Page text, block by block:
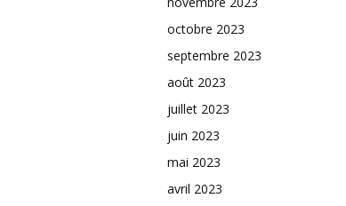
octobre 2023
septembre 2023
août 2023
juillet 2023
juin 2023
mai 2023
avril 2023